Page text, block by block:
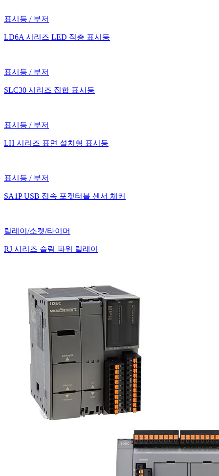
표시등 / 부저
LD6A 시리즈 LED 적층 표시등
표시등 / 부저
SLC30 시리즈 집합 표시등
표시등 / 부저
LH 시리즈 표면 설치형 표시등
표시등 / 부저
SA1P USB 접속 포켓터블 센서 체커
릴레이/소켓/타이머
RJ 시리즈 슬림 파워 릴레이